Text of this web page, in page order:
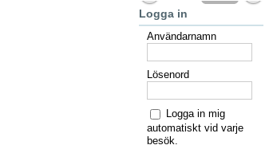
Logga in
Användarnamn
Lösenord
Logga in mig
automatiskt vid varje
besök.